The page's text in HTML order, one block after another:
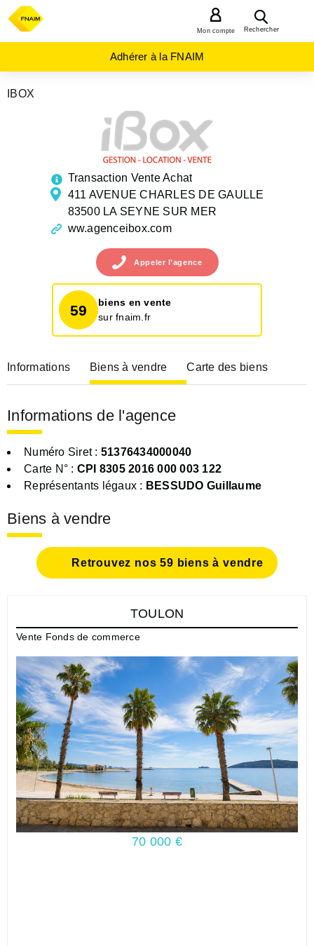
Rechercher
Mon compte
Adhérer à la FNAIM
IBOX
Transaction Vente Achat
411 AVENUE CHARLES DE GAULLE
83500 LA SEYNE SUR MER
ww.agenceibox.com
Appeler l’agence
59
biens en vente
sur fnaim.fr
Informations Biens à vendre Carte des biens
Informations de l'agence
Numéro Siret : 51376434000040
Carte N° : CPI 8305 2016 000 003 122
Représentants légaux : BESSUDO Guillaume
Biens à vendre
Retrouvez nos 59 biens à vendre
TOULON
Vente Fonds de commerce
70 000 €